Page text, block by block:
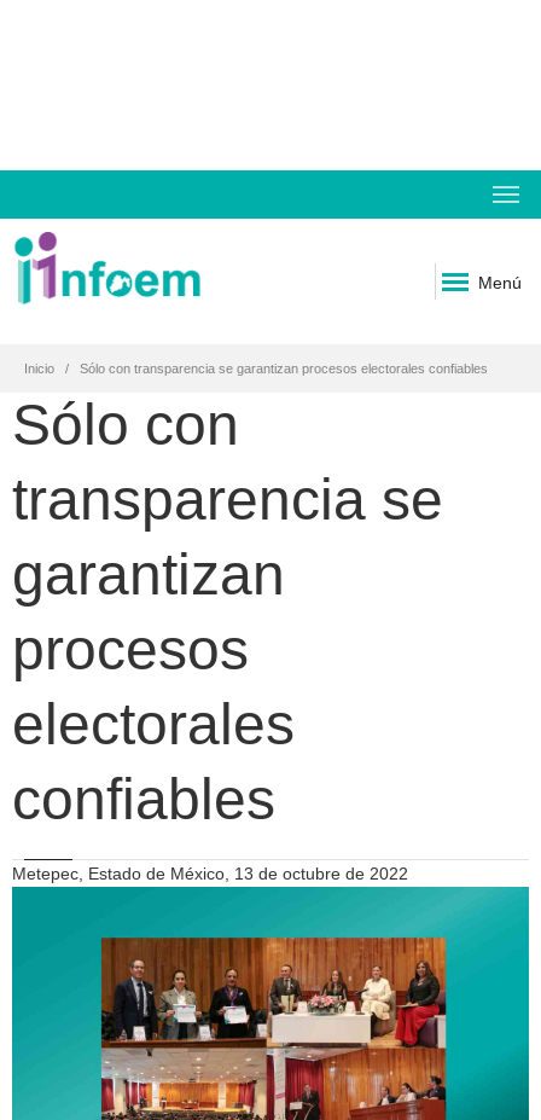
Menú
Inicio Sólo con transparencia se garantizan procesos electorales confiables
Sólo con
transparencia se
garantizan
procesos
electorales
confiables
Metepec, Estado de México, 13 de octubre de 2022